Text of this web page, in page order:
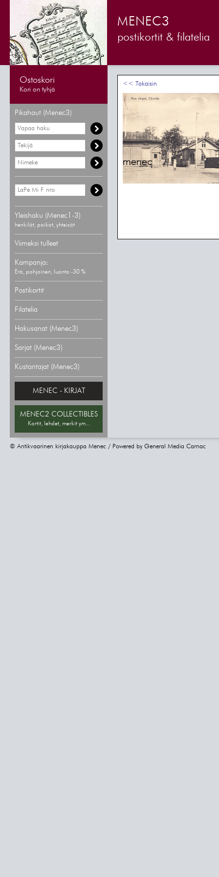
MENEC3
postikortit & filatelia
Ostoskori
Kori on tyhjä
Pikahaut (Menec3)
Yleishaku (Menec1-3)
henkilöt, paikat, yhteisöt
Viimeksi tulleet
Kampanja:
Erä, pohjoinen, luonto -30 %
Postikortit
Filatelia
Hakusanat (Menec3)
Sarjat (Menec3)
Kustantajat (Menec3)
MENEC - KIRJAT
MENEC2 COLLECTIBLES
Kortit, lehdet, merkit ym...
<< Takaisin
© Antikvaarinen kirjakauppa Menec / Powered by General Media Carnac